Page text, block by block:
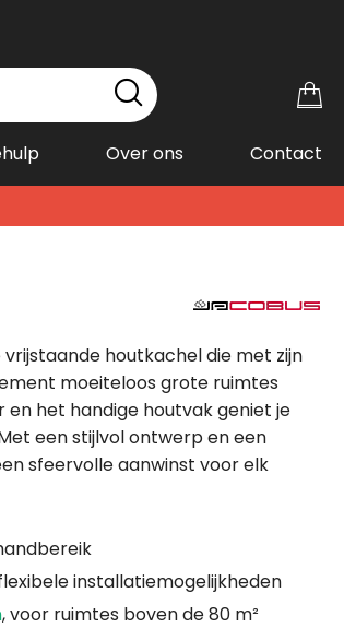
Over ons Contact
vrijstaande houtkachel die met zijn
moeiteloos grote ruimtes
en het handige houtvak geniet je
een stijlvol ontwerp en een
sfeervolle aanwinst voor elk
installatiemogelijkheden
, voor ruimtes boven de 80 m²